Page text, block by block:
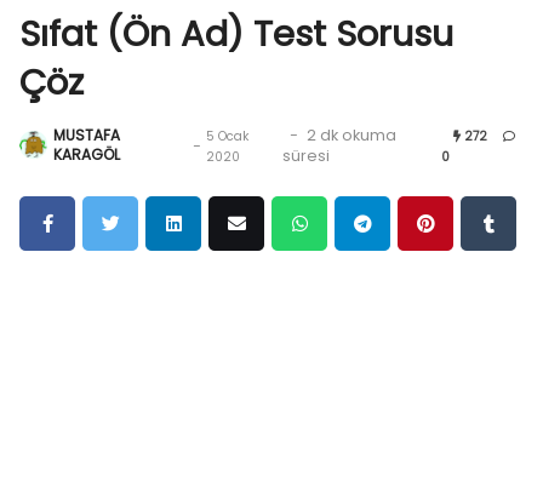
Sıfat (Ön Ad) Test Sorusu
Çöz
MUSTAFA
KARAGÖL
- 5 Ocak
2020
- 2 dk okuma
süresi
272
0